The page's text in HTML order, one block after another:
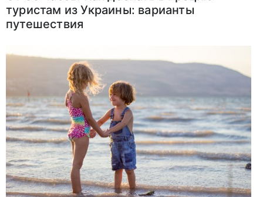
туристам из Украины: варианты
путешествия